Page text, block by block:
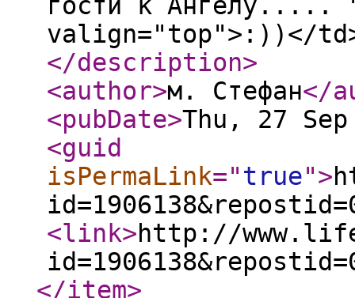
valign="top">:))</
</description>
<author>м. Стефан</
<pubDate>Thu, 27 Sep
<guid
isPermaLink="true">
<link>http://
</item>